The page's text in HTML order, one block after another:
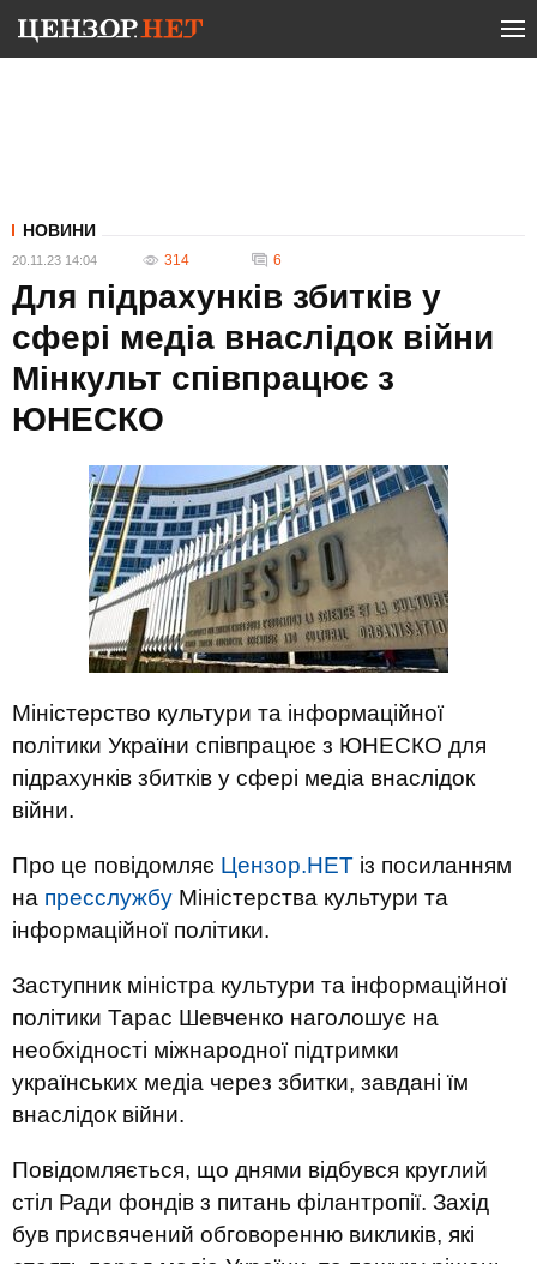
НОВИНИ
20.11.23 14:04 314 6
Для підрахунків збитків у
сфері медіа внаслідок війни
Мінкульт співпрацює з
ЮНЕСКО
Міністерство культури та інформаційної
політики України співпрацює з ЮНЕСКО для
підрахунків збитків у сфері медіа внаслідок
війни.
Про це повідомляє Цензор.НЕТ із посиланням
на пресслужбу Міністерства культури та
інформаційної політики.
Заступник міністра культури та інформаційної
політики Тарас Шевченко наголошує на
необхідності міжнародної підтримки
українських медіа через збитки, завдані їм
внаслідок війни.
Повідомляється, що днями відбувся круглий
стіл Ради фондів з питань філантропії. Захід
був присвячений обговоренню викликів, які